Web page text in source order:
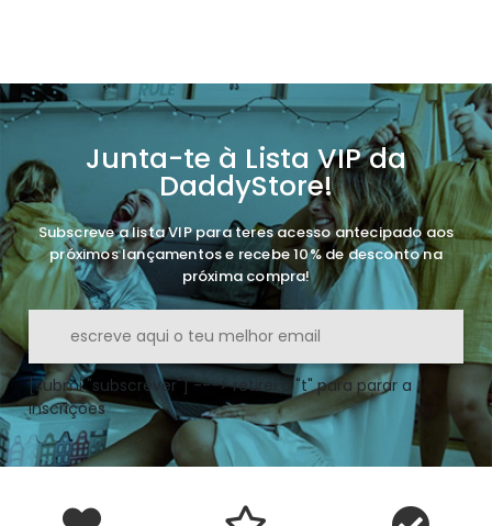
Junta-te à Lista VIP da
DaddyStore!
Subscreve a lista VIP para teres acesso antecipado aos
próximos lançamentos e recebe 10% de desconto na
próxima compra!
[submi "subscrever"] ---> retirei o "t" para parar a
inscrições